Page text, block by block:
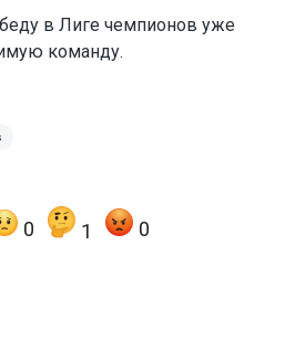
в Лиге чемпионов уже
команду.
0 1 0